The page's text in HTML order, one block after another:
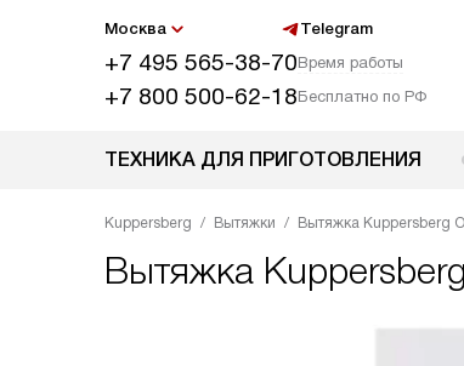
Москва Telegram
+7 495 565-38-70Время работы
+7 800 500-62-18Бесплатно по РФ
ТЕХНИКА ДЛЯ ПРИГОТОВЛЕНИЯ
Kuppersberg Вытяжки Вытяжка Kuppersberg
Вытяжка